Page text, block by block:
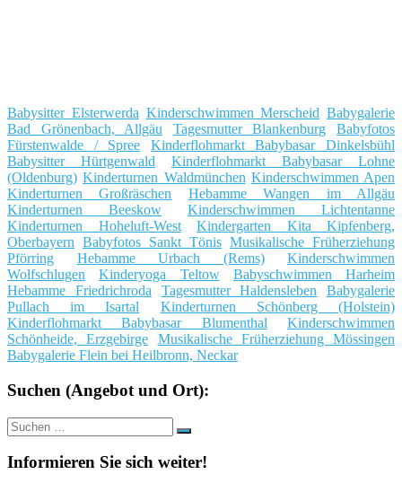
Babysitter Elsterwerda Kinderschwimmen Merscheid Babygalerie
Bad Grönenbach, Allgäu
Tagesmutter Blankenburg
Babyfotos
Fürstenwalde / Spree
Kinderflohmarkt Babybasar Dinkelsbühl
Babysitter Hürtgenwald
Kinderflohmarkt Babybasar Lohne
(Oldenburg) Kinderturnen Waldmünchen Kinderschwimmen Apen
Kinderturnen Großräschen
Hebamme Wangen im Allgäu
Kinderturnen Beeskow
Kinderschwimmen Lichtentanne
Kinderturnen Hoheluft-West
Kindergarten Kita Kipfenberg,
Oberbayern Babyfotos Sankt Tönis Musikalische Früherziehung
Pförring
Hebamme Urbach (Rems)
Kinderschwimmen
Wolfschlugen
Kinderyoga Teltow
Babyschwimmen Harheim
Hebamme Friedrichroda
Tagesmutter Haldensleben
Babygalerie
Pullach im Isartal
Kinderturnen Schönberg (Holstein)
Kinderflohmarkt Babybasar Blumenthal
Kinderschwimmen
Schönheide, Erzgebirge
Musikalische Früherziehung Mössingen
Babygalerie Flein bei Heilbronn, Neckar
Suchen (Angebot und Ort):
Suche
nach:
Suchen
Informieren Sie sich weiter!